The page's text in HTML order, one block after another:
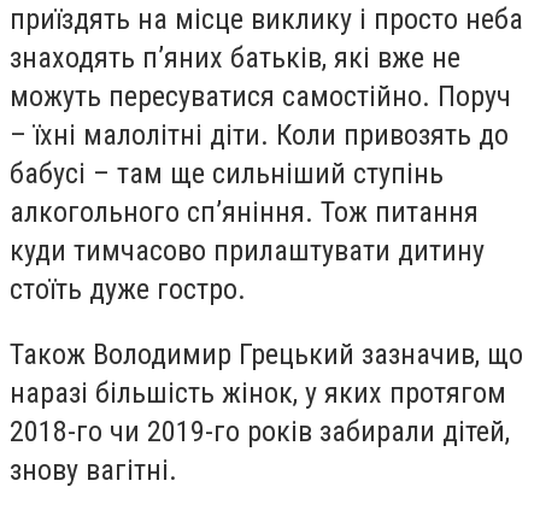
приїздять на місце виклику і просто неба
знаходять п’яних батьків, які вже не
можуть пересуватися самостійно. Поруч
– їхні малолітні діти. Коли привозять до
бабусі – там ще сильніший ступінь
алкогольного сп’яніння. Тож питання
куди тимчасово прилаштувати дитину
стоїть дуже гостро.
Також Володимир Грецький зазначив, що
наразі більшість жінок, у яких протягом
2018-го чи 2019-го років забирали дітей,
знову вагітні.